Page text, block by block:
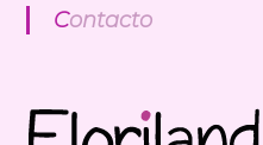
Contacto